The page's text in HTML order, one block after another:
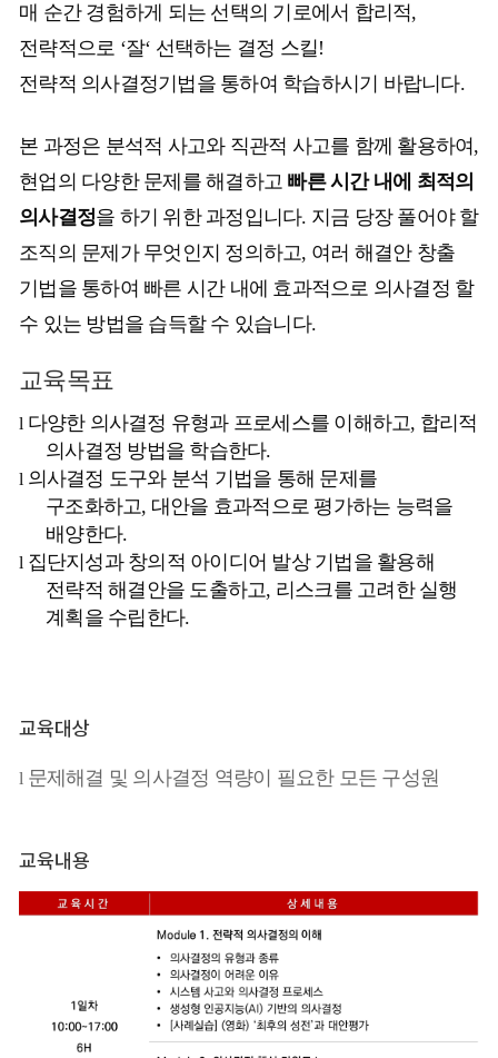
매 순간 경험하게 되는 선택의 기로에서 합리적,
전략적으로 ‘잘‘ 선택하는 결정 스킬 !
전략적 의사결정기법을 통하여 학습하시기 바랍니다.
본 과정은 분석적 사고와 직관적 사고를 함께 활용하여 ,
현업의 다양한 문제를 해결하고 빠른 시간 내에 최적의
의사결정을 하기 위한 과정입니다. 지금 당장 풀어야 할
조직의 문제가 무엇인지 정의하고, 여러 해결안 창출
기법을 통하여 빠른 시간 내에 효과적으로 의사결정 할
수 있는 방법을 습득할 수 있습니다.
교육목표
l 다양한 의사결정 유형과 프로세스를 이해하고, 합리적
의사결정 방법을 학습한다.
l 의사결정 도구와 분석 기법을 통해 문제를
구조화하고, 대안을 효과적으로 평가하는 능력을
배양한다.
l 집단지성과 창의적 아이디어 발상 기법을 활용해
전략적 해결안을 도출하고, 리스크를 고려한 실행
계획을 수립한다.
교육대상
l 문제해결 및 의사결정 역량이 필요한 모든 구성원
교육내용